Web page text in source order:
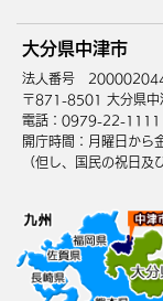
サイトマップ
庁舎地図
中津市へのアクセス
大分県中津市
法人番号
〒871-8501 大分県中
電話：0979-22-1111
開庁時間：月曜日か
（但し、国民の祝日